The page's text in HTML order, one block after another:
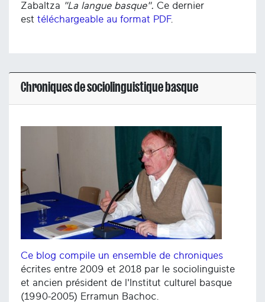
Zabaltza "La langue basque". Ce dernier
est téléchargeable au format PDF.
Chroniques de sociolinguistique basque
Ce blog compile un ensemble de chroniques
écrites entre 2009 et 2018 par le sociolinguiste
et ancien président de l'Institut culturel basque
(1990-2005) Erramun Bachoc.